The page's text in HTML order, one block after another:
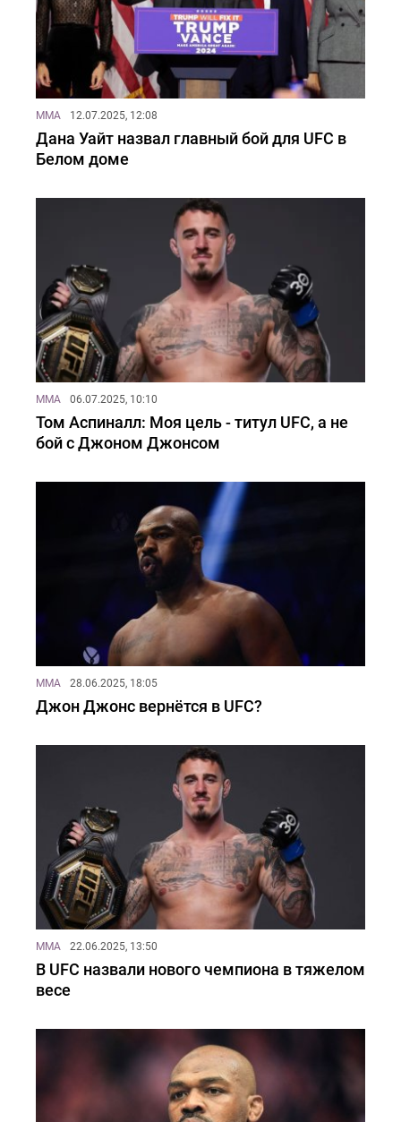
MMA 12.07.2025, 12:08
Дана Уайт назвал главный бой для UFC в
Белом доме
MMA 06.07.2025, 10:10
Том Аспиналл: Моя цель - титул UFC, а не
бой с Джоном Джонсом
MMA 28.06.2025, 18:05
Джон Джонс вернётся в UFC?
MMA 22.06.2025, 13:50
В UFC назвали нового чемпиона в тяжелом
весе